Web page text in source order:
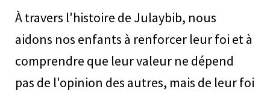
À travers l'histoire de Julaybib, nous
aidons nos enfants à renforcer leur foi et à
comprendre que leur valeur ne dépend
pas de l'opinion des autres, mais de leur foi